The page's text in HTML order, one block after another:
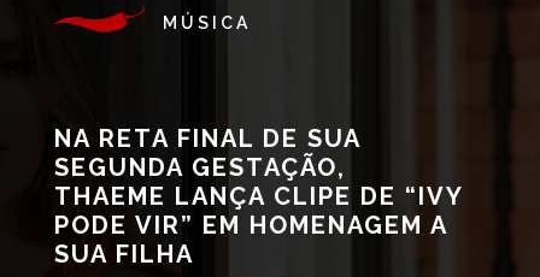
MÚSICA
NA RETA FINAL DE SUA
SEGUNDA GESTAÇÃO,
THAEME LANÇA CLIPE DE “IVY
PODE VIR” EM HOMENAGEM A
SUA FILHA